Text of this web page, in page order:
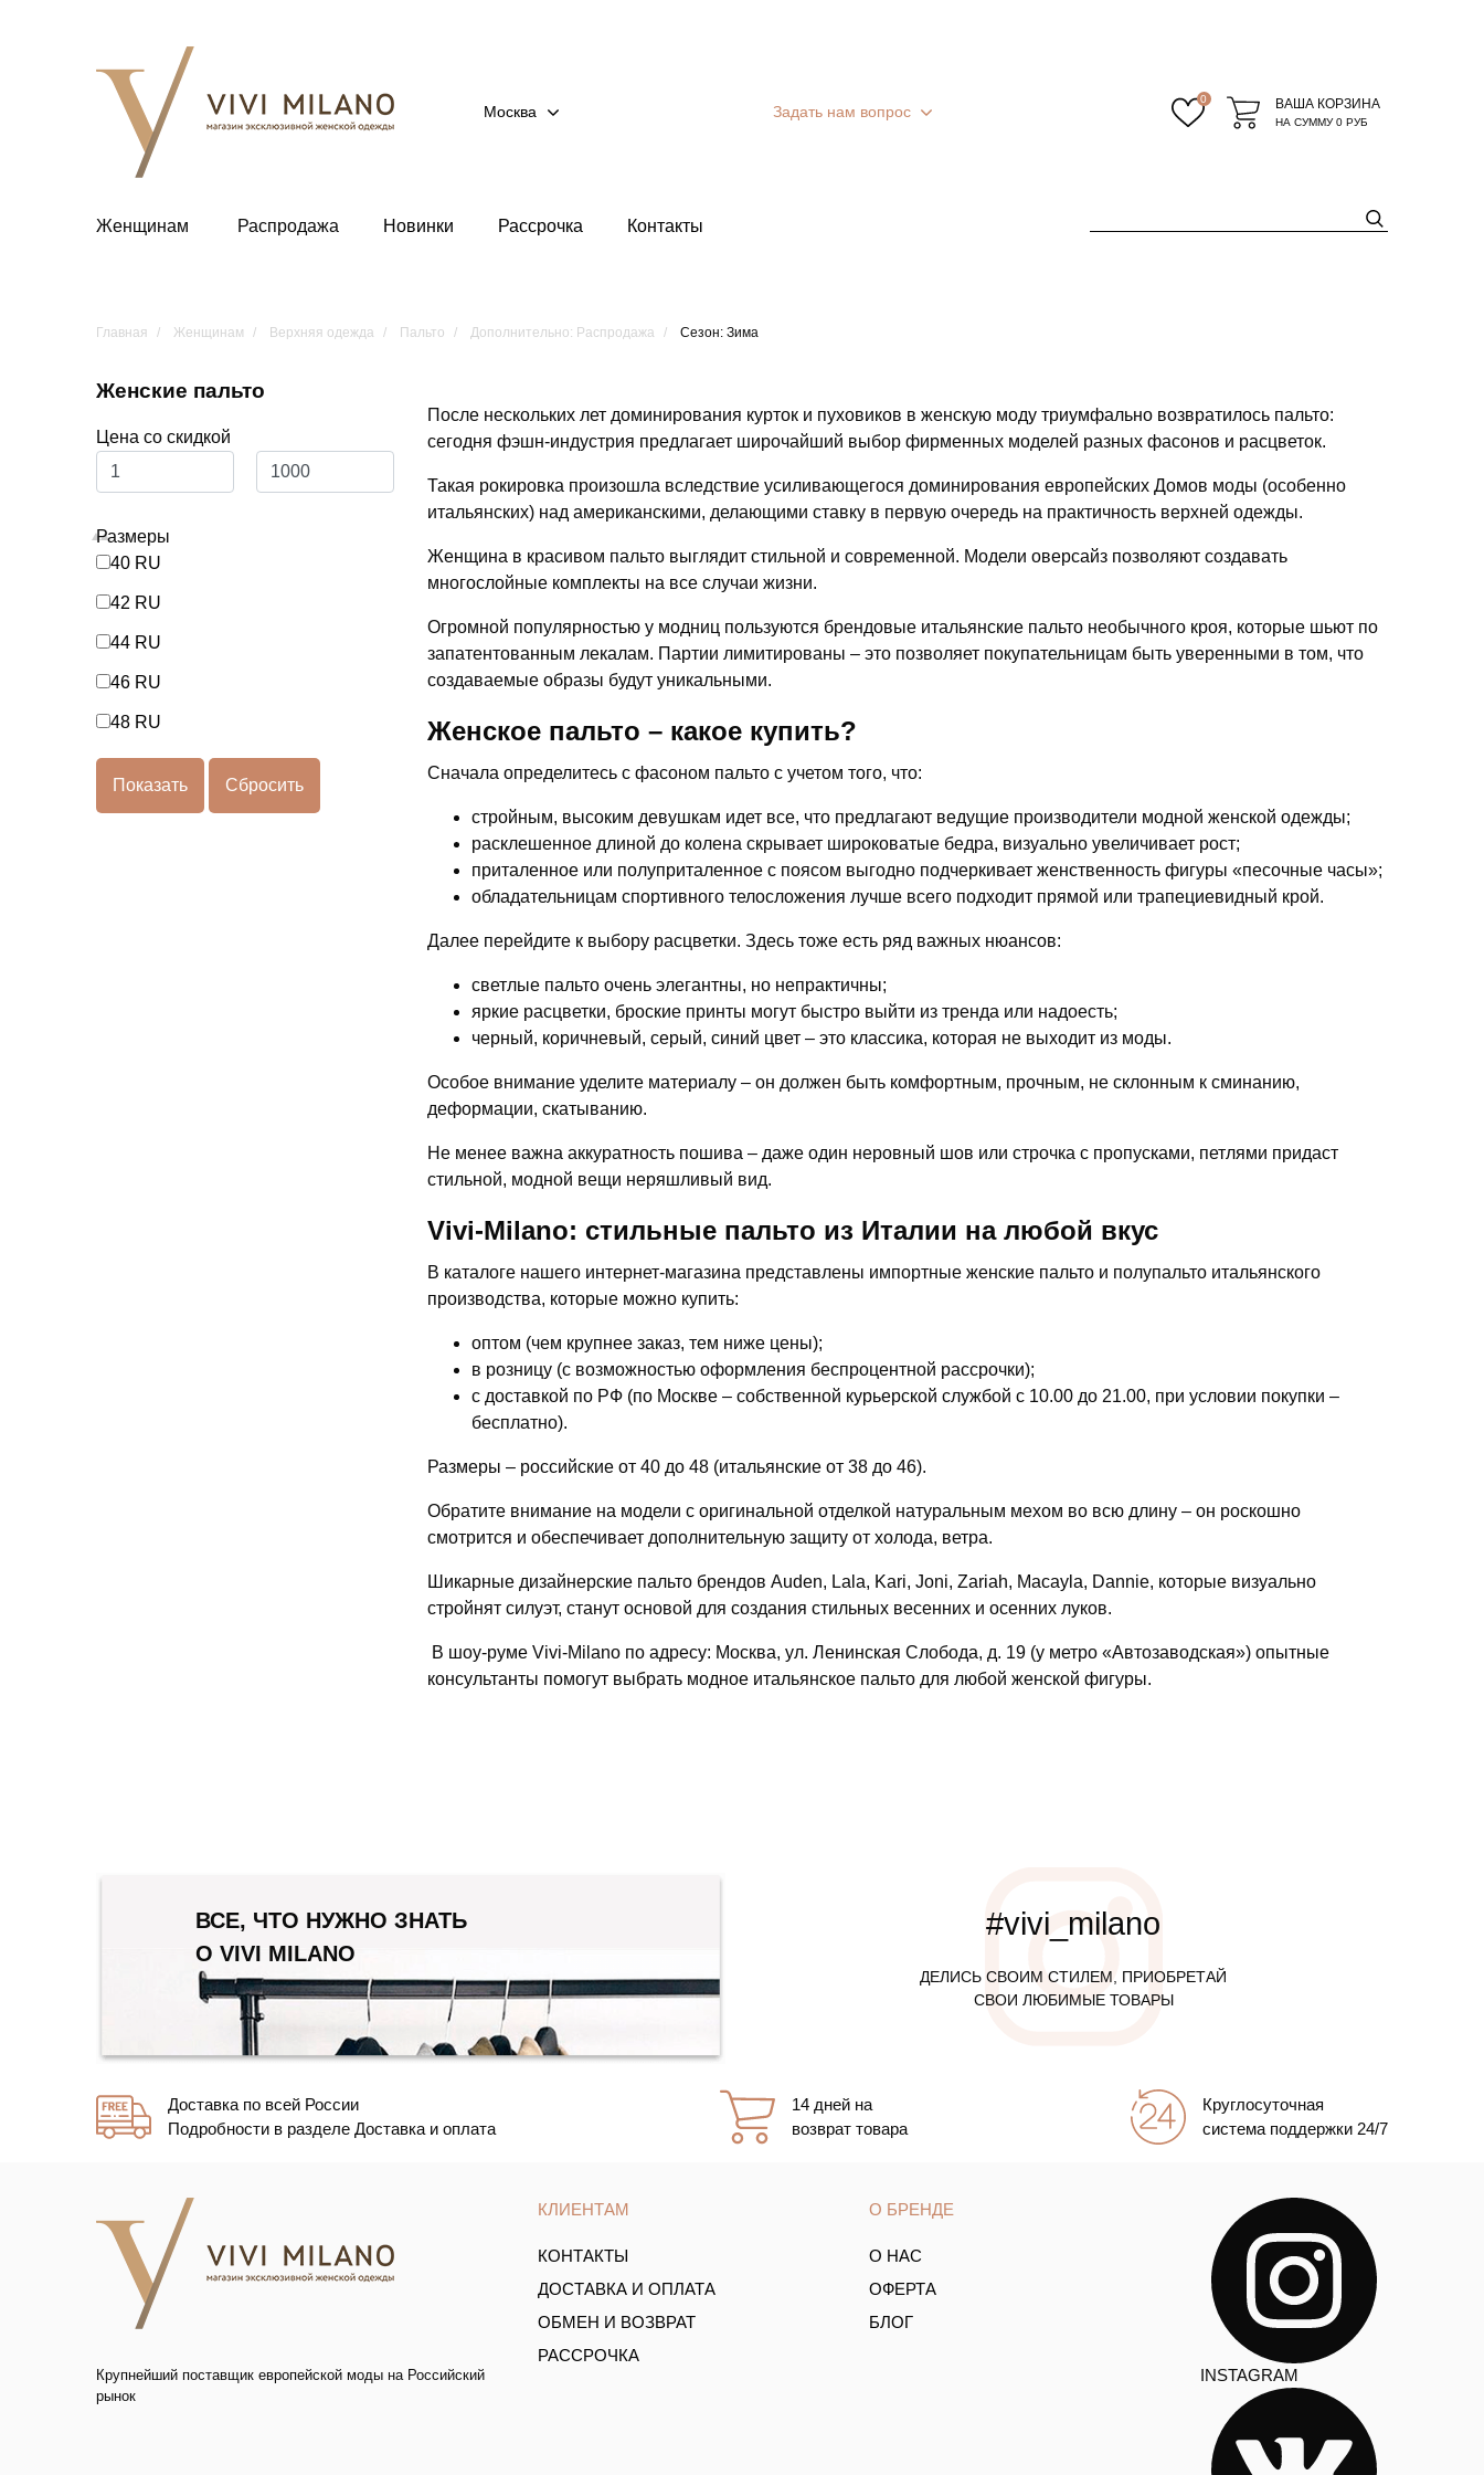
Москва Задать нам вопрос
0 ВАША КОРЗИНА
НА СУММУ0 РУБ
Женщинам Распродажа Новинки Рассрочка Контакты
Главная Женщинам Верхняя одежда Пальто Дополнительно: Распродажа Сезон: Зима
Женские пальто
Цена со скидкой
Размеры
40 RU
42 RU
44 RU
46 RU
48 RU
После нескольких лет доминирования курток и пуховиков в женскую моду триумфально возвратилось пальто:
сегодня фэшн-индустрия предлагает широчайший выбор фирменных моделей разных фасонов и расцветок.
Такая рокировка произошла вследствие усиливающегося доминирования европейских Домов моды (особенно
итальянских) над американскими, делающими ставку в первую очередь на практичность верхней одежды.
Женщина в красивом пальто выглядит стильной и современной. Модели оверсайз позволяют создавать
многослойные комплекты на все случаи жизни.
Огромной популярностью у модниц пользуются брендовые итальянские пальто необычного кроя, которые шьют по
запатентованным лекалам. Партии лимитированы – это позволяет покупательницам быть уверенными в том, что
создаваемые образы будут уникальными.
Женское пальто – какое купить?
Сначала определитесь с фасоном пальто с учетом того, что:
стройным, высоким девушкам идет все, что предлагают ведущие производители модной женской одежды;
расклешенное длиной до колена скрывает широковатые бедра, визуально увеличивает рост;
приталенное или полуприталенное с поясом выгодно подчеркивает женственность фигуры «песочные часы»;
обладательницам спортивного телосложения лучше всего подходит прямой или трапециевидный крой.
Далее перейдите к выбору расцветки. Здесь тоже есть ряд важных нюансов:
светлые пальто очень элегантны, но непрактичны;
яркие расцветки, броские принты могут быстро выйти из тренда или надоесть;
черный, коричневый, серый, синий цвет – это классика, которая не выходит из моды.
Особое внимание уделите материалу – он должен быть комфортным, прочным, не склонным к сминанию,
деформации, скатыванию.
Не менее важна аккуратность пошива – даже один неровный шов или строчка с пропусками, петлями придаст
стильной, модной вещи неряшливый вид.
Vivi-Milano: стильные пальто из Италии на любой вкус
В каталоге нашего интернет-магазина представлены импортные женские пальто и полупальто итальянского
производства, которые можно купить:
оптом (чем крупнее заказ, тем ниже цены);
в розницу (с возможностью оформления беспроцентной рассрочки);
с доставкой по РФ (по Москве – собственной курьерской службой с 10.00 до 21.00, при условии покупки –
бесплатно).
Размеры – российские от 40 до 48 (итальянские от 38 до 46).
Обратите внимание на модели с оригинальной отделкой натуральным мехом во всю длину – он роскошно
смотрится и обеспечивает дополнительную защиту от холода, ветра.
Шикарные дизайнерские пальто брендов Auden, Lala, Kari, Joni, Zariah, Macayla, Dannie, которые визуально
стройнят силуэт, станут основой для создания стильных весенних и осенних луков.
В шоу-руме Vivi-Milano по адресу: Москва, ул. Ленинская Слобода, д. 19 (у метро «Автозаводская») опытные
консультанты помогут выбрать модное итальянское пальто для любой женской фигуры.
ВСЕ, ЧТО НУЖНО ЗНАТЬ
О VIVI MILANO
#vivi_milano
ДЕЛИСЬ СВОИМ СТИЛЕМ, ПРИОБРЕТАЙ
СВОИ ЛЮБИМЫЕ ТОВАРЫ
Доставка по всей России
Подробности в разделе Доставка и оплата
14 дней на
возврат товара
Круглосуточная
система поддержки 24/7
Крупнейший поставщик европейской моды на Российский
рынок
КЛИЕНТАМ
КОНТАКТЫ
ДОСТАВКА И ОПЛАТА
ОБМЕН И ВОЗВРАТ
РАССРОЧКА
О БРЕНДЕ
О НАС
ОФЕРТА
БЛОГ
INSTAGRAM